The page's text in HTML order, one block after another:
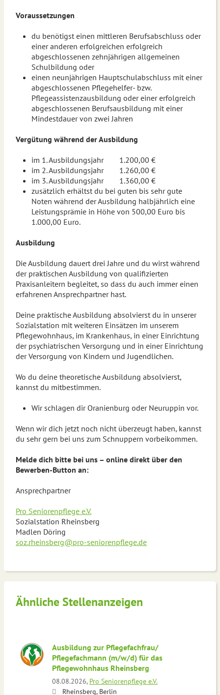
Voraussetzungen
du benötigst einen mittleren Berufsabschluss oder
einer anderen erfolgreichen erfolgreich
abgeschlossenen zehnjährigen allgemeinen
Schulbildung oder
einen neunjährigen Hauptschulabschluss mit einer
abgeschlossenen Pflegehelfer- bzw.
Pflegeassistenzausbildung oder einer erfolgreich
abgeschlossenen Berufsausbildung mit einer
Mindestdauer von zwei Jahren
Vergütung während der Ausbildung
im 1. Ausbildungsjahr 1.200,00 €
im 2. Ausbildungsjahr 1.260,00 €
im 3. Ausbildungsjahr 1.360,00 €
zusätzlich erhältst du bei guten bis sehr gute
Noten während der Ausbildung halbjährlich eine
Leistungsprämie in Höhe von 500,00 Euro bis
1.000,00 Euro.
Ausbildung
Die Ausbildung dauert drei Jahre und du wirst während
der praktischen Ausbildung von qualifizierten
Praxisanleitern begleitet, so dass du auch immer einen
erfahrenen Ansprechpartner hast.
Deine praktische Ausbildung absolvierst du in unserer
Sozialstation mit weiteren Einsätzen im unserem
Pflegewohnhaus, im Krankenhaus, in einer Einrichtung
der psychiatrischen Versorgung und in einer Einrichtung
der Versorgung von Kindern und Jugendlichen.
Wo du deine theoretische Ausbildung absolvierst,
kannst du mitbestimmen.
Wir schlagen dir Oranienburg oder Neuruppin vor.
Wenn wir dich jetzt noch nicht überzeugt haben, kannst
du sehr gern bei uns zum Schnuppern vorbeikommen.
Melde dich bitte bei uns – online direkt über den
Bewerben-Button an:
Ansprechpartner
Pro Seniorenpflege e.V.
Sozialstation Rheinsberg
Madlen Döring
soz.rheinsberg@pro-seniorenpflege.de
Ähnliche Stellenanzeigen
Ausbildung zur Pflegefachfrau/
Pflegefachmann (m/w/d) für das
Pflegewohnhaus Rheinsberg
08.08.2026, Pro Seniorenpflege e.V.
Rheinsberg, Berlin